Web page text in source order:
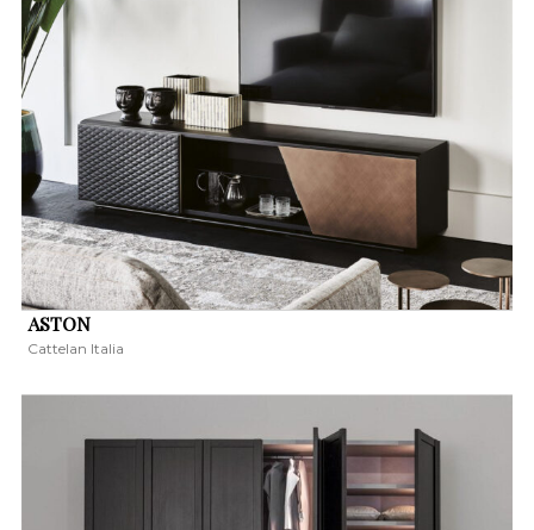
ASTON
Cattelan Italia